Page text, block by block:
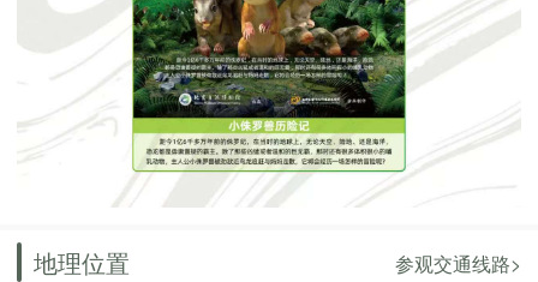
地理位置 参观交通线路>